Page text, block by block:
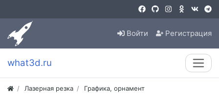
Войти Регистрация
what3d.ru
Лазерная резка Графика, орнамент